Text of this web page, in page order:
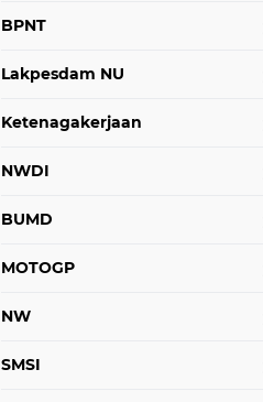
BPNT
Lakpesdam NU
Ketenagakerjaan
NWDI
BUMD
MOTOGP
NW
SMSI